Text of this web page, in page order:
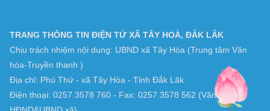
TRANG THÔNG TIN ĐIỆN TỬ XÃ TÂY HOÀ, ĐẮK LẮK
Chịu trách nhiệm nội dung: UBND xã Tây Hòa (Trung tâm Văn
hóa-Truyền thanh )
Địa chỉ: Phú Thứ - xã Tây Hòa - Tỉnh Đắk Lăk
Điện thoại: 0257.3578 760 - Fax: 0257.3578 562 (Văn phòng